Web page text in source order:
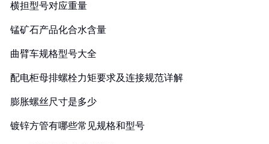
横担型号对应重量
锰矿石产品化合水含量
曲臂车规格型号大全
配电柜母排螺栓力矩要求及连接规范详解
膨胀螺丝尺寸是多少
镀锌方管有哪些常见规格和型号